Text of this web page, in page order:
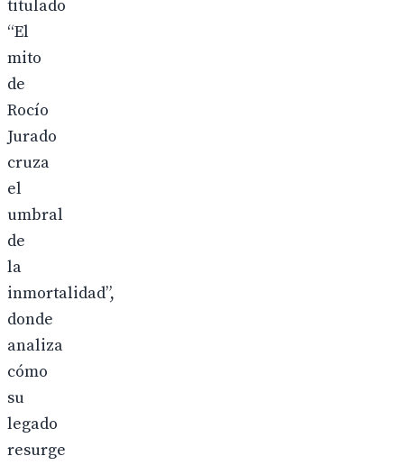
titulado
“El
mito
de
Rocío
Jurado
cruza
el
umbral
de
la
inmortalidad”,
donde
analiza
cómo
su
legado
resurge